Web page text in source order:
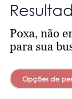
Poxa, não
para sua
Opções de